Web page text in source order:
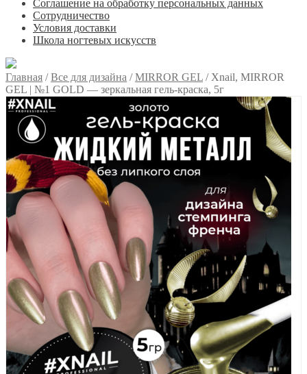
Соглашение на обработку персональных данных
Сотрудничество
Условия доставки
Школа ногтевых искусств
Главная /Все для дизайна /MIRROR GEL / Xnail, MIRROR
GEL | №1 GOLD — зеркальная гель-краска, 5г